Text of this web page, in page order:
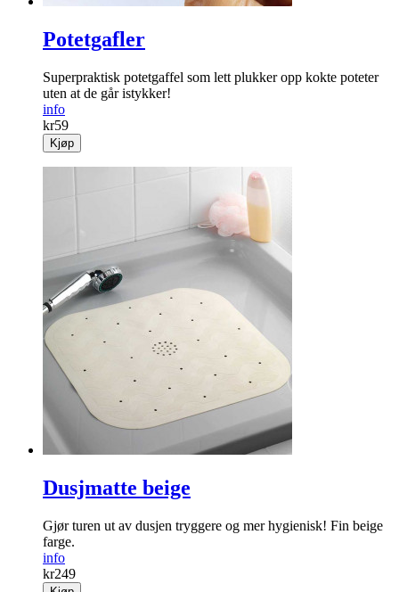
Potetgafler
Superpraktisk potetgaffel som lett plukker opp kokte poteter
uten at de går istykker!
info
kr59
Kjøp
Dusjmatte beige
Gjør turen ut av dusjen tryggere og mer hygienisk! Fin beige
farge.
info
kr249